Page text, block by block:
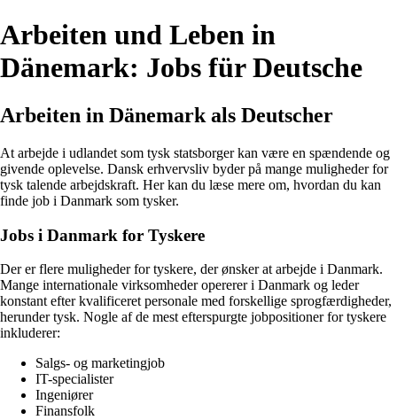
Arbeiten und Leben in
Dänemark: Jobs für Deutsche
Arbeiten in Dänemark als Deutscher
At arbejde i udlandet som tysk statsborger kan være en spændende og
givende oplevelse. Dansk erhvervsliv byder på mange muligheder for
tysk talende arbejdskraft. Her kan du læse mere om, hvordan du kan
finde job i Danmark som tysker.
Jobs i Danmark for Tyskere
Der er flere muligheder for tyskere, der ønsker at arbejde i Danmark.
Mange internationale virksomheder opererer i Danmark og leder
konstant efter kvalificeret personale med forskellige sprogfærdigheder,
herunder tysk. Nogle af de mest efterspurgte jobpositioner for tyskere
inkluderer:
Salgs- og marketingjob
IT-specialister
Ingeniører
Finansfolk